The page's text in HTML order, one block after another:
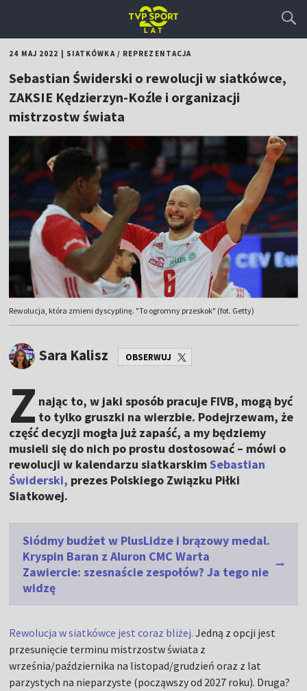
24 MAJ 2022 SIATKÓWKA/ REPREZENTACJA
Sebastian Świderski o rewolucji w siatkówce,
ZAKSIE Kędzierzyn-Koźle i organizacji
mistrzostw świata
Rewolucja, która zmieni dyscyplinę. "To ogromny przeskok" (fot. Getty)
Sara Kalisz OBSERWUJ
Z nając to, w jaki sposób pracuje FIVB, mogą być
to tylko gruszki na wierzbie. Podejrzewam, że
część decyzji mogła już zapaść, a my będziemy
musieli się do nich po prostu dostosować – mówi o
rewolucji w kalendarzu siatkarskimSebastian
Świderski, prezes Polskiego Związku Piłki
Siatkowej.
Siódmy budżet w PlusLidze i brązowy medal.
Kryspin Baran z Aluron CMC Warta
Zawiercie: szesnaście zespołów? Ja tego nie
widzę
Rewolucja w siatkówce jest coraz bliżej.Jedną z opcji jest
przesunięcie terminu mistrzostw świata z
września/października na listopad/grudzień oraz z lat
parzystych na nieparzyste (począwszy od 2027 roku). Druga?